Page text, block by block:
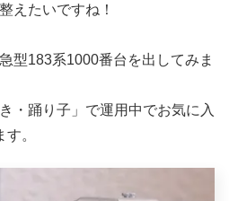
えたいですね！
型183系1000番台を出してみま
・踊り子」で運用中でお気に入
。